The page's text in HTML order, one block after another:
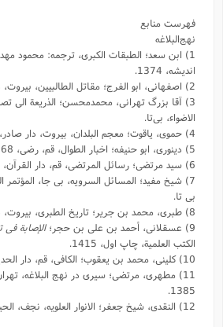
فهرست منابع
نهج‌البلاغه
1) ابن سعد؛ الطبقات الکبری، ترجمه: محمود
اندیشه، 1374.
2) اصفهانی، ابو الفرج؛ مقاتل الطالبیین، بیروت، دار المعرفه، بی تا.
3) آقا‌ بزرگ تهرانی، محمدمحسن؛ الذریعة الی
الاضواء، بی‌تا.
4) حموی، یاقوت؛ معجم البلدان، بیروت، دار صادر، چاپ دوم، 1995.
5) دینوری، ابو حنیفه؛ اخبار الطوال، قم، رضی، 1368.
6) سید مرتضی؛ ‌رسائل المرتضی، قم، دار القرآن، 1405.
7) شیخ مفید؛ المسائل السرویه، بی جا، المؤتمر
بی تا.
8) طبری، محمد بن جریر؛ تاریخ الطبری، بیروت، دار التراث، چاپ دوم، 1387.
9) عسقلانی، أحمد بن علی بن حجر؛
الإصابة فی
الکتب العلمیة، چاپ اول، 1415.
10) کلینی، محمد بن یعقوب؛ الکافی، قم، دار الحدیث، چاپ اول، 1429.
11) مطهری، مرتضی؛ سیری در نهج البلاغه،
1385.
12) النقدی، شیخ جعفر؛ الانوار العلویه، نجف، الحیدریه، 1381.